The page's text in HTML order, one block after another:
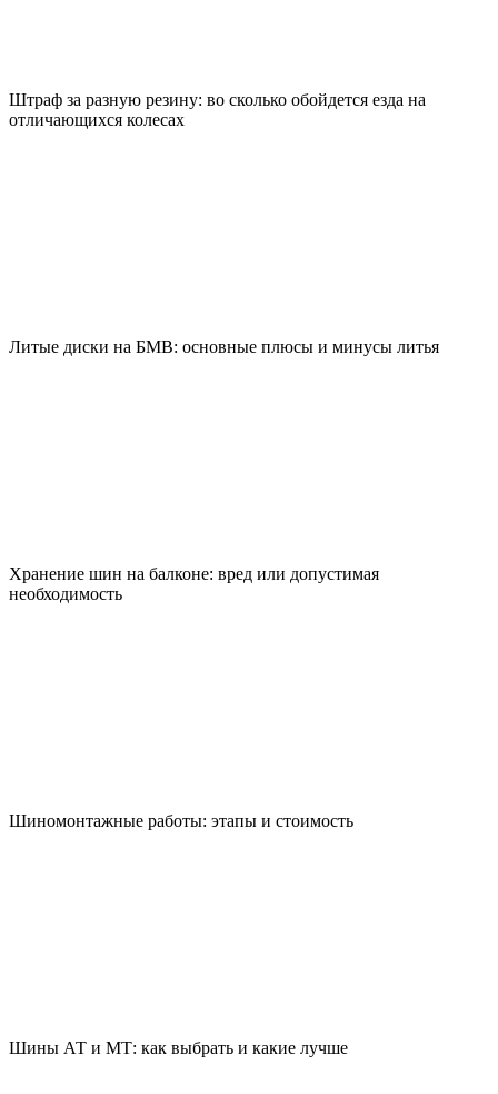
Штраф за разную резину: во сколько обойдется езда на
отличающихся колесах
Литые диски на БМВ: основные плюсы и минусы литья
Хранение шин на балконе: вред или допустимая
необходимость
Шиномонтажные работы: этапы и стоимость
Шины АТ и МТ: как выбрать и какие лучше